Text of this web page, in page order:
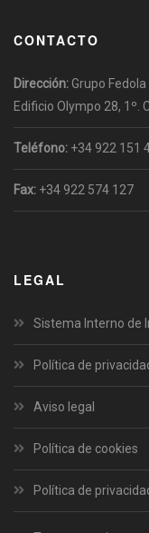
CONTACTO
Dirección: Grupo
Edificio Olympo 28, 1º.
Teléfono: +34 922 151
Fax: +34 922 574 127
LEGAL
Sistema Interno de
Política de
Aviso legal
Política de cookies
Política de